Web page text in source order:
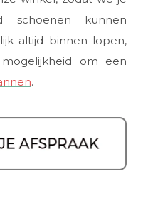
schoenen kunnen
altijd binnen lopen,
om een
.